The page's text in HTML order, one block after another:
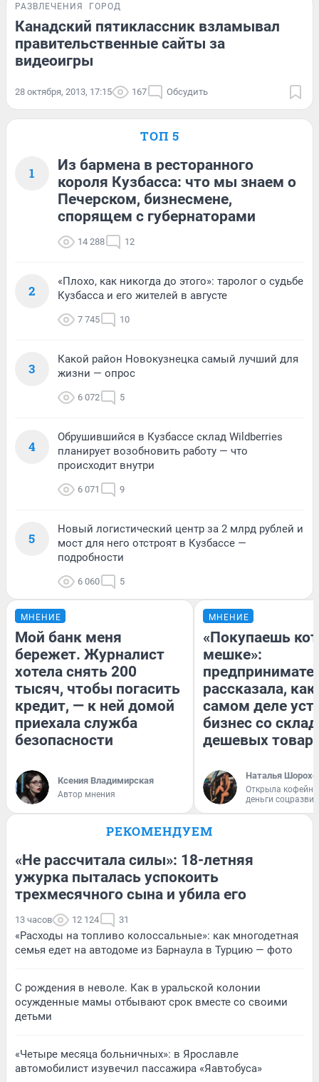
РАЗВЛЕЧЕНИЯ ГОРОД
Канадский пятиклассник взламывал
правительственные сайты за
видеоигры
28 октября, 2013, 17:15 167 Обсудить
ТОП 5
1
Из бармена в ресторанного
короля Кузбасса: что мы знаем о
Печерском, бизнесмене,
спорящем с губернаторами
14 288 12
2
«Плохо, как никогда до этого»: таролог о судьбе
Кузбасса и его жителей в августе
7 745 10
3
Какой район Новокузнецка самый лучший для
жизни — опрос
6 072 5
4
Обрушившийся в Кузбассе склад Wildberries
планирует возобновить работу — что
происходит внутри
6 071 9
5
Новый логистический центр за 2 млрд рублей и
мост для него отстроят в Кузбассе —
подробности
6 060 5
МНЕНИЕ
Мой банк меня
бережет. Журналист
хотела снять 200
тысяч, чтобы погасить
кредит, — к ней домой
приехала служба
безопасности
Ксения Владимирская
Автор мнения
МНЕНИЕ
«Покупаешь
мешке»:
рассказала, как
самом деле
бизнес со
дешевых
Наталья
Открыла
деньги
РЕКОМЕНДУЕМ
«Не рассчитала силы»: 18-летняя
ужурка пыталась успокоить
трехмесячного сына и убила его
13 часов 12 124 31
«Расходы на топливо колоссальные»: как многодетная
семья едет на автодоме из Барнаула в Турцию — фото
С рождения в неволе. Как в уральской колонии
осужденные мамы отбывают срок вместе со своими
детьми
«Четыре месяца больничных»: в Ярославле
автомобилист изувечил пассажира «Яавтобуса»